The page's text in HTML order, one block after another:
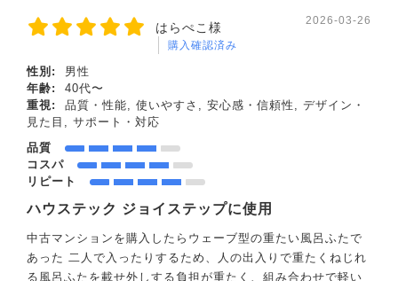
はらぺこ様
購入確認済み
2026-03-26
性別:
男性
年齢:
40代〜
重視:
品質・性能, 使いやすさ, 安心感・信頼性, デザイン・
見た目, サポート・対応
品質
コスパ
リピート
ハウステック ジョイステップに使用
中古マンションを購入したらウェーブ型の重たい風呂ふたで
あった 二人で入ったりするため、人の出入りで重たくねじれ
る風呂ふたを載せ外しする負担が重たく、組み合わせで軽い